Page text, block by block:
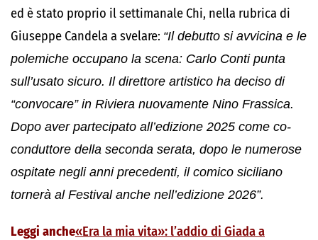
ed è stato proprio il settimanale Chi, nella rubrica di
Giuseppe Candela a svelare: “Il debutto si avvicina e le
polemiche occupano la scena: Carlo Conti punta
sull’usato sicuro. Il direttore artistico ha deciso di
“convocare” in Riviera nuovamente Nino Frassica.
Dopo aver partecipato all’edizione 2025 come co-
conduttore della seconda serata, dopo le numerose
ospitate negli anni precedenti, il comico siciliano
tornerà al Festival anche nell’edizione 2026”.
Leggi anche«Era la mia vita»: l’addio di Giada a